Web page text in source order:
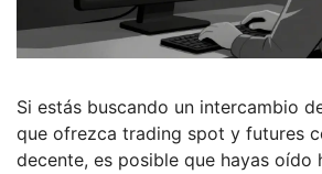
Si estás buscando un intercambio
que ofrezca trading spot y futures
decente, es posible que hayas oído